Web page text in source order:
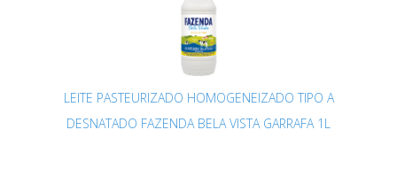
LEITE PASTEURIZADO HOMOGENEIZADO TIPO A
DESNATADO FAZENDA BELA VISTA GARRAFA 1L